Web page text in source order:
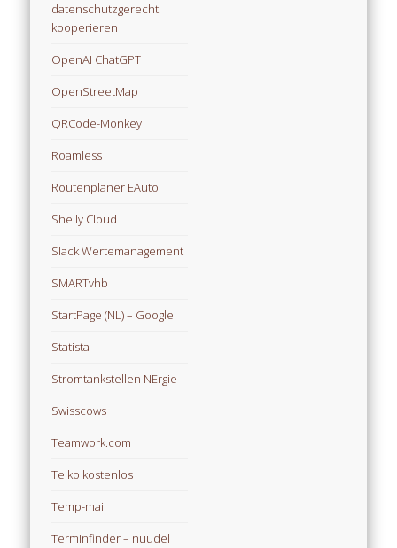
datenschutzgerecht
kooperieren
OpenAI ChatGPT
OpenStreetMap
QRCode-Monkey
Roamless
Routenplaner EAuto
Shelly Cloud
Slack Wertemanagement
SMARTvhb
StartPage (NL) – Google
Statista
Stromtankstellen NErgie
Swisscows
Teamwork.com
Telko kostenlos
Temp-mail
Terminfinder – nuudel